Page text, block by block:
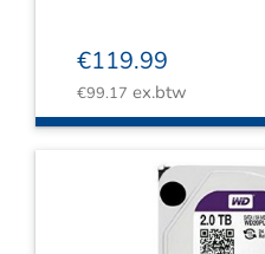
€119.99
€99.17 ex.btw